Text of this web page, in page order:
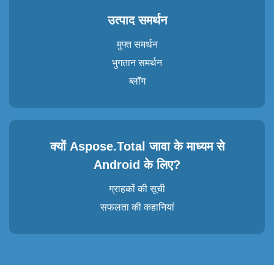
उत्पाद समर्थन
मुफ्त समर्थन
भुगतान समर्थन
ब्लॉग
क्यों Aspose.Total जावा के माध्यम से
Android के लिए?
ग्राहकों की सूची
सफलता की कहानियां